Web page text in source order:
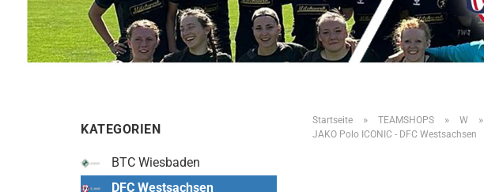
Startseite » TEAMSHOPS » W »
JAKO Polo ICONIC - DFC Westsachsen
KATEGORIEN
BTC Wiesbaden
DFC Westsachsen